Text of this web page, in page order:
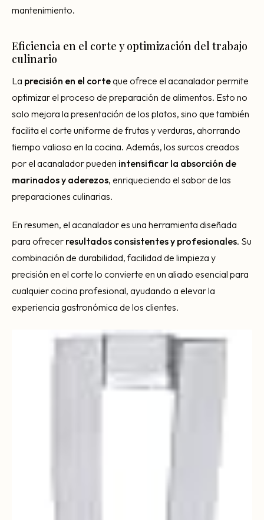
mantenimiento.
Eficiencia en el corte y optimización del trabajo
culinario
La precisión en el corteque ofrece el acanalador permite
optimizar el proceso de preparación de alimentos. Esto no
solo mejora la presentación de los platos, sino que también
facilita el corte uniforme de frutas y verduras, ahorrando
tiempo valioso en la cocina. Además, los surcos creados
por el acanalador pueden intensificar la absorción de
marinados y aderezos, enriqueciendo el sabor de las
preparaciones culinarias.
En resumen, el acanalador es una herramienta diseñada
para ofrecer resultados consistentes y profesionales. Su
combinación de durabilidad, facilidad de limpieza y
precisión en el corte lo convierte en un aliado esencial para
cualquier cocina profesional, ayudando a elevar la
experiencia gastronómica de los clientes.